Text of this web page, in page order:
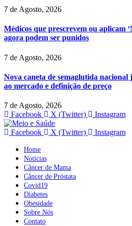
7 de Agosto, 2026
Médicos que prescrevem ou aplicam
agora podem ser punidos
7 de Agosto, 2026
Nova caneta de semaglutida
ao mercado e definição de preço
7 de Agosto, 2026
Facebook
X (Twitter) Instagram
Facebook X (Twitter) Instagram
Home
Notícias
Câncer de Mama
Câncer de Próstata
Covid19
Diabetes
Obesidade
Sobre Nós
Contato